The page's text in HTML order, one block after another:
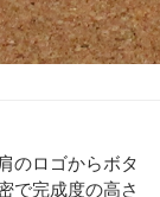
のロゴからボタ
で完成度の高さ